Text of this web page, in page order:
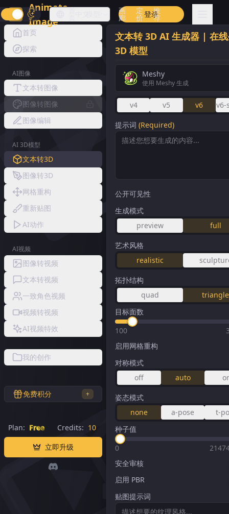
Animate
Image
首 画
廊
定
价
推
荐
登录
首页
探索
AI图像
文本转图像
图像转图像
图像编辑
AI 3D模型
文本转3D
图像转3D
网格重构
重新贴图
AI动作
AI视频
图像转视频
文本转视频
一致角色视频
视频转视频
AI视频特效
我的创作
免费积分 +
Plan: Free Credits: 10
立即升级
文本转 3D AI 生成器 | 在
3D 模型
Meshy
使用 Meshy 生成
v4 v5 v6 v6-
提示词 (Required)
公开可见性
生成模式
preview
full
艺术风格
realistic
拓扑结构
quad
triangle
目标面数
100
启用网格重构
对称模式
off
auto
姿态模式
none
a-pose
t-
种子值
0
安全审核
启用 PBR
贴图提示词